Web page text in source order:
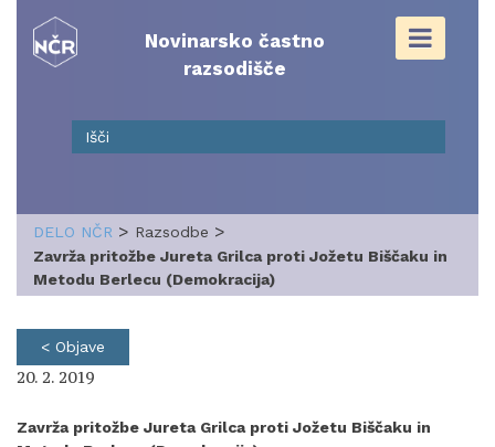
content
Novinarsko častno
razsodišče
DELO NČR > Razsodbe >
Zavrža pritožbe Jureta Grilca proti Jožetu Biščaku in
Metodu Berlecu (Demokracija)
< Objave
20. 2. 2019
Zavrža pritožbe Jureta Grilca proti Jožetu Biščaku in